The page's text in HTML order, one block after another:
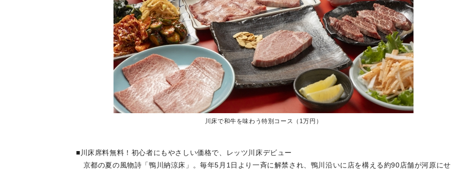
川床で和牛を味わう特別コース（1万円）
■川床席料無料！初心者にもやさしい価格で、レッツ川床デビュー
京都の夏の風物詩「鴨川納涼床」。毎年5月1日より一斉に解禁され、鴨川沿いに店を構える約90店舗が河原にせ